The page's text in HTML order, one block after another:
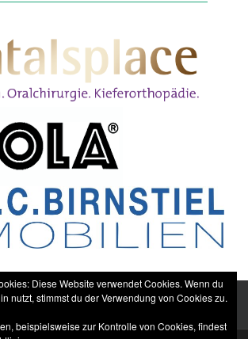
Diese Website verwendet Cookies. Wenn du
nutzt, stimmst du der Verwendung von Cookies zu.
beispielsweise zur Kontrolle von Cookies, findest